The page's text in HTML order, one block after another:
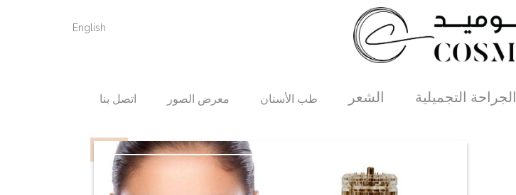
الجراحة التجميلية الشعر طب الأسنان معرض الصور اتصل بنا
English